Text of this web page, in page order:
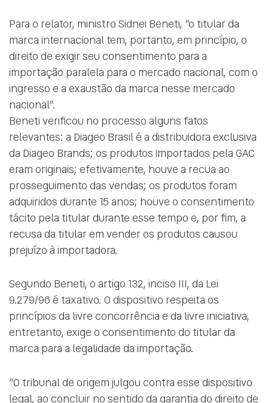
Para o relator, ministro Sidnei Beneti, “o titular da
marca internacional tem, portanto, em princípio, o
direito de exigir seu consentimento para a
importação paralela para o mercado nacional, com o
ingresso e a exaustão da marca nesse mercado
nacional”.
Beneti verificou no processo alguns fatos
relevantes: a Diageo Brasil é a distribuidora exclusiva
da Diageo Brands; os produtos importados pela GAC
eram originais; efetivamente, houve a recua ao
prosseguimento das vendas; os produtos foram
adquiridos durante 15 anos; houve o consentimento
tácito pela titular durante esse tempo e, por fim, a
recusa da titular em vender os produtos causou
prejuízo à importadora.
Segundo Beneti, o artigo 132, inciso III, da Lei
9.279/96 é taxativo. O dispositivo respeita os
princípios da livre concorrência e da livre iniciativa,
entretanto, exige o consentimento do titular da
marca para a legalidade da importação.
“O tribunal de origem julgou contra esse dispositivo
legal, ao concluir no sentido da garantia do direito de